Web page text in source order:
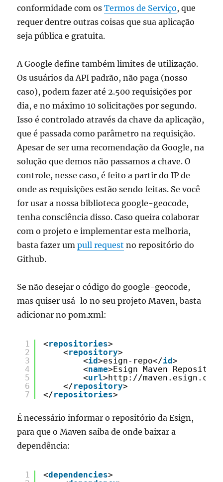
conformidade com osTermos de Serviço, que
requer dentre outras coisas que sua aplicação
seja pública e gratuita.
A Google define também limites de utilização.
Os usuários da API padrão, não paga (nosso
caso), podem fazer até 2.500 requisições por
dia, e no máximo 10 solicitações por segundo.
Isso é controlado através da chave da aplicação,
que é passada como parâmetro na requisição.
Apesar de ser uma recomendação da Google, na
solução que demos não passamos a chave. O
controle, nesse caso, é feito a partir do IP de
onde as requisições estão sendo feitas. Se você
for usar a nossa biblioteca google-geocode,
tenha consciência disso. Caso queira colaborar
com o projeto e implementar esta melhoria,
basta fazer umpull request no repositório do
Github.
Se não desejar o código do google-geocode,
mas quiser usá-lo no seu projeto Maven, basta
adicionar no pom.xml:
1
2
3
4
5
6
7
<repositories>
<repository>
<id>esign-repo</id>
<name>Esign Maven
<url>http://
</repository>
</repositories>
É necessário informar o repositório da Esign,
para que o Maven saiba de onde baixar a
dependência:
1
<dependencies>